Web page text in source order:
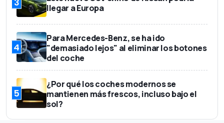
llegar a Europa
4
Para Mercedes-Benz, se ha ido
"demasiado lejos" al eliminar los botones
del coche
5
¿Por qué los coches modernos se
mantienen más frescos, incluso bajo el
sol?